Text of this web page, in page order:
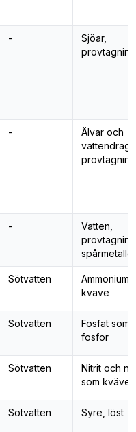
-
Sjöar,
provtagning
-
Älvar och
vattendrag,
provtagning
-
Vatten,
spårmetaller
Sötvatten
Ammonium
kväve
Sötvatten
Fosfat som
fosfor
Sötvatten
Nitrit och
som kväve
Sötvatten Syre, löst